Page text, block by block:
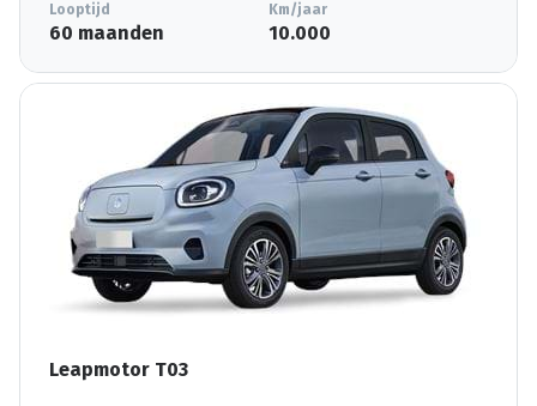
Looptijd
60 maanden
Km/jaar
10.000
Leapmotor T03